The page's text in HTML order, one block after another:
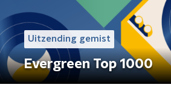
Uitzending gemist
Evergreen Top 1000